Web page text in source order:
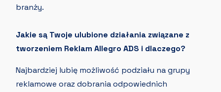
branży.
Jakie są Twoje ulubione działania związane z
tworzeniem Reklam Allegro ADS i dlaczego?
Najbardziej lubię możliwość podziału na grupy
reklamowe oraz dobrania odpowiednich